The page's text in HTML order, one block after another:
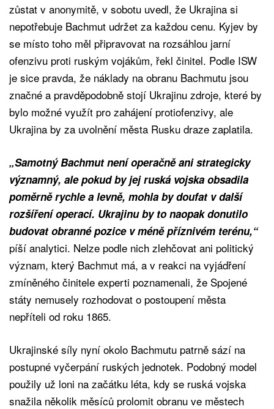
zůstat v anonymitě, v sobotu uvedl, že Ukrajina si
nepotřebuje Bachmut udržet za každou cenu. Kyjev by
se místo toho měl připravovat na rozsáhlou jarní
ofenzivu proti ruským vojákům, řekl činitel. Podle ISW
je sice pravda, že náklady na obranu Bachmutu jsou
značné a pravděpodobně stojí Ukrajinu zdroje, které by
bylo možné využít pro zahájení protiofenzivy, ale
Ukrajina by za uvolnění města Rusku draze zaplatila.
„Samotný Bachmut není operačně ani strategicky
významný, ale pokud by jej ruská vojska obsadila
poměrně rychle a levně, mohla by doufat v další
rozšíření operací. Ukrajinu by to naopak donutilo
budovat obranné pozice v méně příznivém terénu,“
píší analytici. Nelze podle nich zlehčovat ani politický
význam, který Bachmut má, a v reakci na vyjádření
zmíněného činitele experti poznamenali, že Spojené
státy nemusely rozhodovat o postoupení města
nepříteli od roku 1865.
Ukrajinské síly nyní okolo Bachmutu patrně sází na
postupné vyčerpání ruských jednotek. Podobný model
použily už loni na začátku léta, kdy se ruská vojska
snažila několik měsíců prolomit obranu ve městech